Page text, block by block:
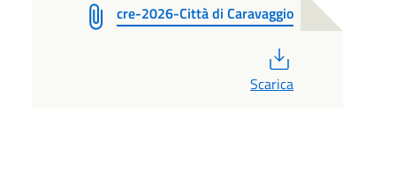
cre-2026-Città di Caravaggio
Scarica